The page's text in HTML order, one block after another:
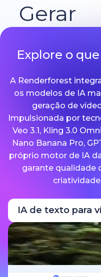
Gerar
Explore o
A Renderforest
os modelos de IA
geração de
Impulsionada por
Veo 3.1, Kling 3.0
Nano Banana Pro,
próprio motor de IA
garante qualidade
IA de texto para